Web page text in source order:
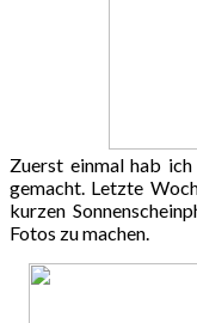
Zuerst einmal hab
gemacht. Letzte
kurzen
Fotos zu machen.